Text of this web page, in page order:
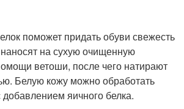
поможет придать обуви свежесть
на сухую очищенную
ветоши, после чего натирают
Белую кожу можно обработать
яичного белка.